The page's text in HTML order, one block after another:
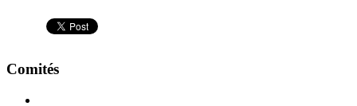
Comités